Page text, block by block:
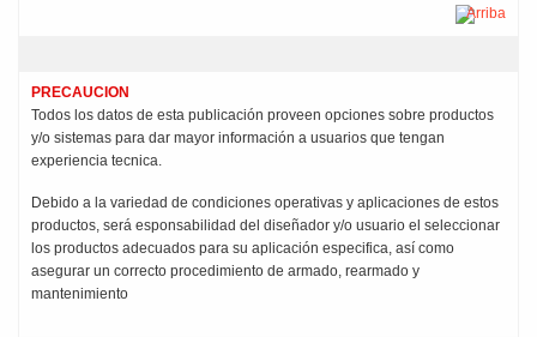
Arriba
PRECAUCION
Todos los datos de esta publicación proveen opciones sobre productos
y/o sistemas para dar mayor información a usuarios que tengan
experiencia tecnica.
Debido a la variedad de condiciones operativas y aplicaciones de estos
productos, será esponsabilidad del diseñador y/o usuario el seleccionar
los productos adecuados para su aplicación especifica, así como
asegurar un correcto procedimiento de armado, rearmado y
mantenimiento